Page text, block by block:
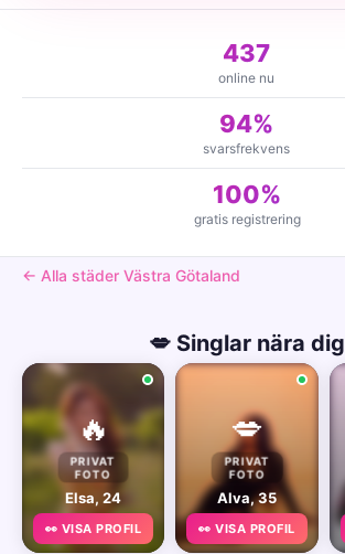
437
online nu
94%
svarsfrekvens
100%
gratis registrering
← Alla städer Västra Götaland
💋 Singlar nära dig
🔥
PRIVAT
FOTO
Elsa, 24
👀 VISA PROFIL
💋
PRIVAT
FOTO
Alva, 35
👀 VISA PROFIL